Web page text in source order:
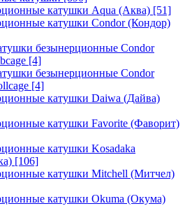
катушки Aqua (Аква) [51]
катушки Condor (Кондор)
безынерционные Condor
[4]
безынерционные Condor
[4]
катушки Daiwa (Дайва)
катушки Favorite (Фаворит)
катушки Kosadaka
[106]
катушки Mitchell (Митчел)
катушки Okuma (Окума)